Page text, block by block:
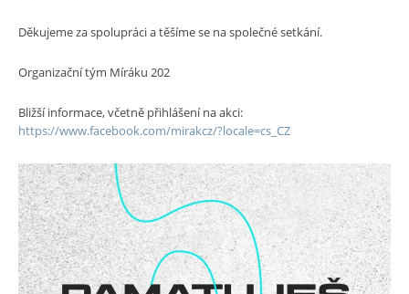
Děkujeme za spolupráci a těšíme se na společné setkání.
Organizační tým Míráku 202
Bližší informace, včetně přihlášení na akci:
https://www.facebook.com/mirakcz/?locale=cs_CZ